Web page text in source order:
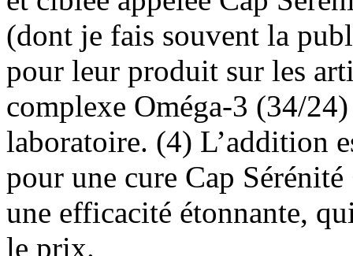
(dont je fais souvent la
pour leur produit sur les
complexe Oméga-3 (34/
laboratoire. (4) L’addition
pour une cure Cap
une efficacité étonnante,
le prix.